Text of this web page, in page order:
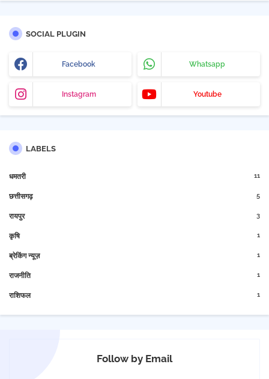
SOCIAL PLUGIN
Facebook Whatsapp
Instagram Youtube
LABELS
धमतरी 11
छत्तीसगढ़ 5
रायपुर 3
कृषि 1
ब्रेकिंग न्यूज़ 1
राजनीति 1
राशिफल 1
Follow by Email